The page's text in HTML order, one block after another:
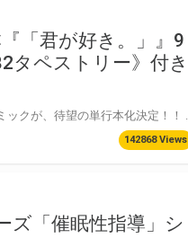
「君が好き。」』9
タペストリー》付き
142868 Views
ズ「催眠性指導」シ